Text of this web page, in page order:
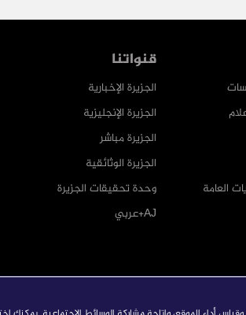
العامة
قنواتنا
الجزيرة الإخبارية
الجزيرة الإنجليزية
الجزيرة مباشر
الجزيرة الوثائقية
وحدة تحقيقات الجزيرة
AJ+عربي